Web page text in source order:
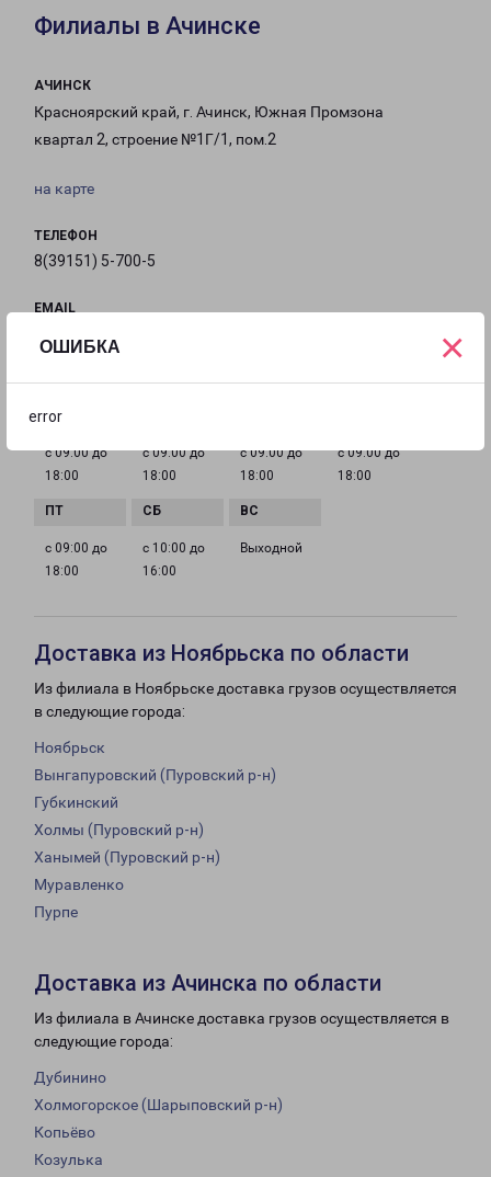
ОШИБКА
error
×
Филиалы в Ачинске
АЧИНСК
Красноярский край, г. Ачинск, Южная Промзона
квартал 2, строение №1Г/1, пом.2
на карте
ТЕЛЕФОН
8(39151) 5-700-5
EMAIL
ГРАФИК РАБОТЫ
с 09:00 до
18:00
с 09:00 до
18:00
с 09:00 до
18:00
с 09:00 до
18:00
с 09:00 до
18:00
с 10:00 до
16:00
Выходной
Доставка из Ноябрьска по области
Из филиала в Ноябрьске доставка грузов осуществляется
в следующие города:
Ноябрьск
Вынгапуровский (Пуровский р-н)
Губкинский
Холмы (Пуровский р-н)
Ханымей (Пуровский р-н)
Муравленко
Пурпе
Доставка из Ачинска по области
Из филиала в Ачинске доставка грузов осуществляется в
следующие города:
Дубинино
Холмогорское (Шарыповский р-н)
Копьёво
Козулька